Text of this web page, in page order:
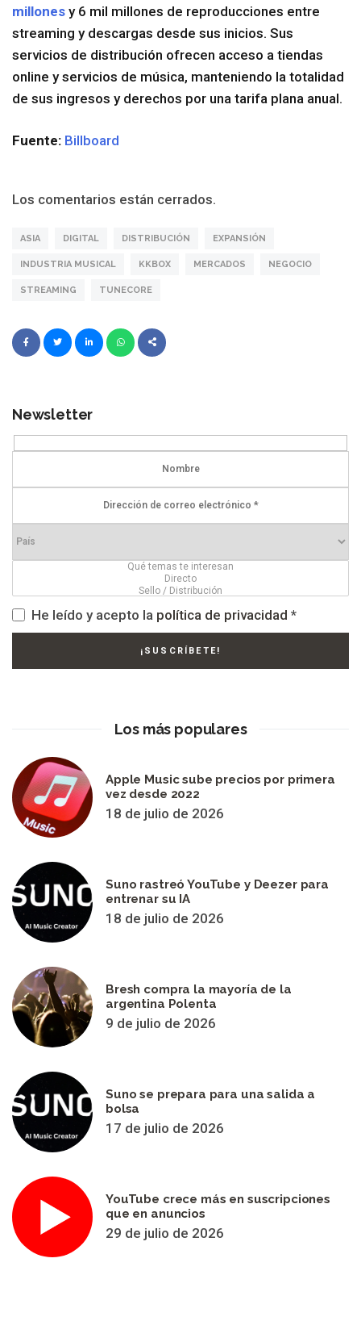
millones y 6 mil millones de reproducciones entre
streaming y descargas desde sus inicios. Sus
servicios de distribución ofrecen acceso a tiendas
online y servicios de música, manteniendo la totalidad
de sus ingresos y derechos por una tarifa plana anual.
Fuente: Billboard
Los comentarios están cerrados.
ASIA DIGITAL DISTRIBUCIÓN EXPANSIÓN
INDUSTRIA MUSICAL KKBOX MERCADOS NEGOCIO
STREAMING TUNECORE
Newsletter
He leído y acepto la política de privacidad *
Los más populares
Apple Music sube precios por primera
vez desde 2022
18 de julio de 2026
Suno rastreó YouTube y Deezer para
entrenar su IA
18 de julio de 2026
Bresh compra la mayoría de la
argentina Polenta
9 de julio de 2026
Suno se prepara para una salida a
bolsa
17 de julio de 2026
YouTube crece más en suscripciones
que en anuncios
29 de julio de 2026